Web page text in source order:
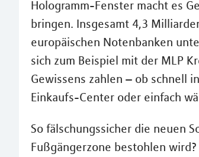
Hologramm-Fenster macht es
bringen. Insgesamt 4,3
europäischen Notenbanken
sich zum Beispiel mit der MLP
Gewissens zahlen – ob schnell
Einkaufs-Center oder einfach
So fälschungssicher die neuen
Fußgängerzone bestohlen